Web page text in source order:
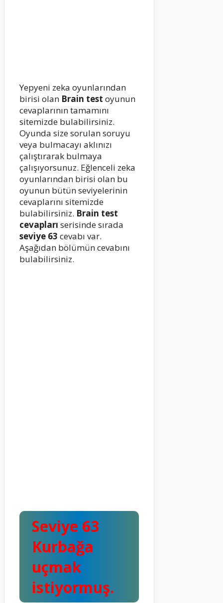
Yepyeni zeka oyunlarından
birisi olan Brain test oyunun
cevaplarının tamamını
sitemizde bulabilirsiniz.
Oyunda size sorulan soruyu
veya bulmacayı aklınızı
çalıştırarak bulmaya
çalışıyorsunuz. Eğlenceli zeka
oyunlarından birisi olan bu
oyunun bütün seviyelerinin
cevaplarını sitemizde
bulabilirsiniz. Brain test
cevapları serisinde sırada
seviye 63 cevabı var.
Aşağıdan bölümün cevabını
bulabilirsiniz.
Seviye 63
Kurbağa
uçmak
istiyormuş.